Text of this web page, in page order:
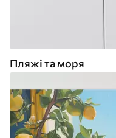
Пляжі та моря